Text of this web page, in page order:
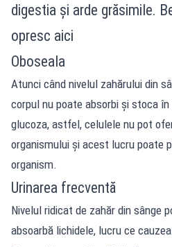
digestia și arde grăsimile.
opresc aici
Oboseala
Atunci când nivelul zahărului din
corpul nu poate absorbi și stoca
glucoza, astfel, celulele nu pot
organismului și acest lucru poate
organism.
Urinarea frecventă
Nivelul ridicat de zahăr din sânge
absoarbă lichidele, lucru ce